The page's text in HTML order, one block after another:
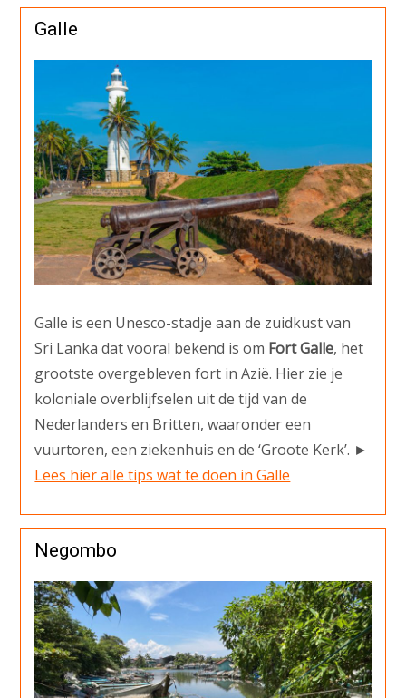
Galle
Galle is een Unesco-stadje aan de zuidkust van
Sri Lanka dat vooral bekend is om Fort Galle, het
grootste overgebleven fort in Azië. Hier zie je
koloniale overblijfselen uit de tijd van de
Nederlanders en Britten, waaronder een
vuurtoren, een ziekenhuis en de ‘Groote Kerk’. ►
Lees hier alle tips wat te doen in Galle
Negombo